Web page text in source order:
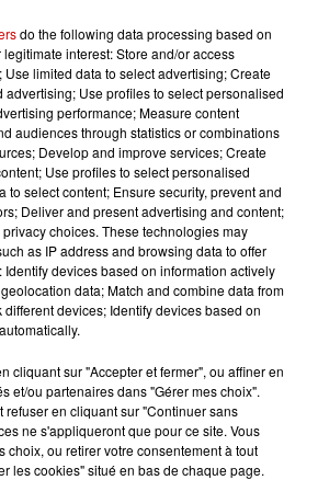
: les animaux ne sont
sur inscription et
du carnet de santé
Voir plus
2026
Léon XIV en France : quel
son programme ?
2026
: un bébé d'un mois
dans un incendie, un
2026
do the following data processing based on
interest: Store and/or access
limited data to select advertising; Create
Use profiles to select personalised
performance; Measure content
audiences through statistics or combinations
Develop and improve services; Create
Use profiles to select personalised
to select content; Ensure security, prevent and
Deliver and present advertising and content;
choices. These technologies may
as IP address and browsing data to offer
devices based on information actively
data; Match and combine data from
devices; Identify devices based on
cliquant sur "Accepter et fermer", ou affiner en
et/ou partenaires dans "Gérer mes choix".
refuser en cliquant sur "Continuer sans
ne s'appliqueront que pour ce site. Vous
choix, ou retirer votre consentement à tout
les cookies" situé en bas de chaque page.